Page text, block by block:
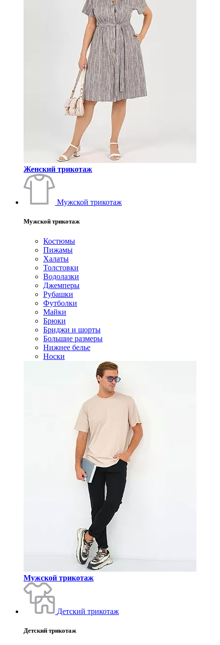
Женский трикотаж
Мужской трикотаж
Мужской трикотаж
Костюмы
Пижамы
Халаты
Толстовки
Водолазки
Джемперы
Рубашки
Футболки
Майки
Брюки
Бриджи и шорты
Большие размеры
Нижнее белье
Носки
Мужской трикотаж
Детский трикотаж
Детский трикотаж